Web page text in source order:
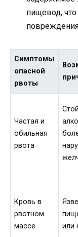
пищевод,
Симптомы
опасной
рвоты
Частая и
обильная
рвота
Кровь в
рвотном
массе
или